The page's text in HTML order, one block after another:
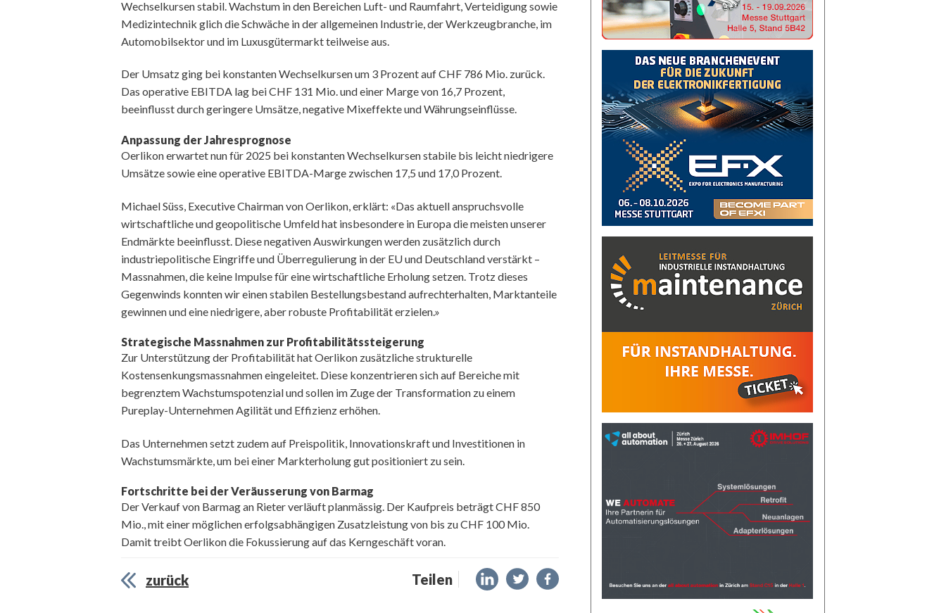
Wechselkursen stabil. Wachstum in den Bereichen Luft- und Raumfahrt, Verteidigung sowie
Medizintechnik glich die Schwäche in der allgemeinen Industrie, der Werkzeugbranche, im
Automobilsektor und im Luxusgütermarkt teilweise aus.
Der Umsatz ging bei konstanten Wechselkursen um 3 Prozent auf CHF 786 Mio. zurück.
Das operative EBITDA lag bei CHF 131 Mio. und einer Marge von 16,7 Prozent,
beeinflusst durch geringere Umsätze, negative Mixeffekte und Währungseinflüsse.
Anpassung der Jahresprognose
Oerlikon erwartet nun für 2025 bei konstanten Wechselkursen stabile bis leicht niedrigere
Umsätze sowie eine operative EBITDA-Marge zwischen 17,5 und 17,0 Prozent.
Michael Süss, Executive Chairman von Oerlikon, erklärt: «Das aktuell anspruchsvolle
wirtschaftliche und geopolitische Umfeld hat insbesondere in Europa die meisten unserer
Endmärkte beeinflusst. Diese negativen Auswirkungen werden zusätzlich durch
industriepolitische Eingriffe und Überregulierung in der EU und Deutschland verstärkt –
Massnahmen, die keine Impulse für eine wirtschaftliche Erholung setzen. Trotz dieses
Gegenwinds konnten wir einen stabilen Bestellungsbestand aufrechterhalten, Marktanteile
gewinnen und eine niedrigere, aber robuste Profitabilität erzielen.»
Strategische Massnahmen zur Profitabilitätssteigerung
Zur Unterstützung der Profitabilität hat Oerlikon zusätzliche strukturelle
Kostensenkungsmassnahmen eingeleitet. Diese konzentrieren sich auf Bereiche mit
begrenztem Wachstumspotenzial und sollen im Zuge der Transformation zu einem
Pureplay-Unternehmen Agilität und Effizienz erhöhen.
Das Unternehmen setzt zudem auf Preispolitik, Innovationskraft und Investitionen in
Wachstumsmärkte, um bei einer Markterholung gut positioniert zu sein.
Fortschritte bei der Veräusserung von Barmag
Der Verkauf von Barmag an Rieter verläuft planmässig. Der Kaufpreis beträgt CHF 850
Mio., mit einer möglichen erfolgsabhängigen Zusatzleistung von bis zu CHF 100 Mio.
Damit treibt Oerlikon die Fokussierung auf das Kerngeschäft voran.
zurück Teilen